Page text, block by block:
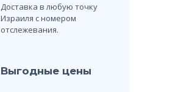
Доставка в любую точку
Израиля с номером
отслежевания.
Выгодные цены